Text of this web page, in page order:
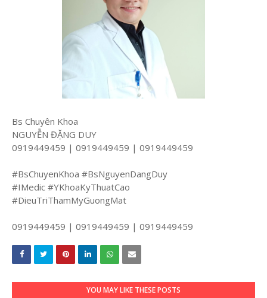
Bs Chuyên Khoa
NGUYỄN ĐẶNG DUY
0919449459 | 0919449459 | 0919449459
#BsChuyenKhoa #BsNguyenDangDuy
#IMedic #YKhoaKyThuatCao
#DieuTriThamMyGuongMat
0919449459 | 0919449459 | 0919449459
YOU MAY LIKE THESE POSTS